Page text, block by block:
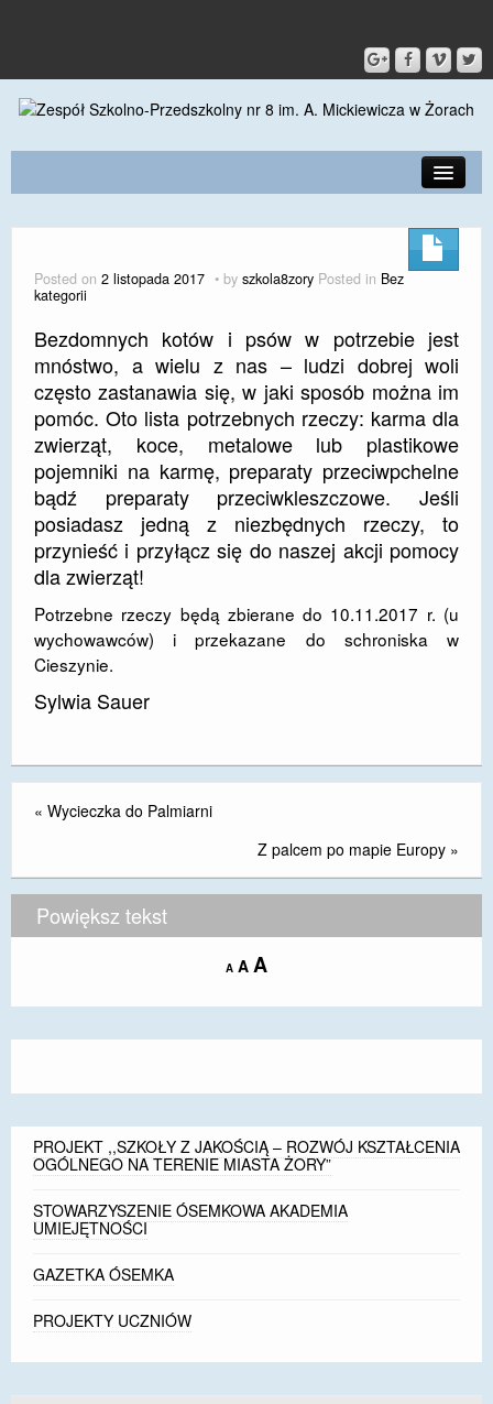
KONTAKT
DLA RODZICÓW I UCZNIÓW
DLA PRACOWNIKÓW
GALERIA
SPORT
DOSTĘPNOŚĆ
POLITYKA PRYWATNOŚCI
RODO
EGZAMIN ÓSMOKLASISTY
STANDARDY OCHRONY MAŁOLETNICH
KSZTAŁCENIA OGÓLNEGO NA TERENIE MIASTA
ŻORY”
mLegitymacja
Posted on 2 listopada 2017 by szkola8zory Posted in Bez
kategorii
Bezdomnych kotów i psów w potrzebie jest
mnóstwo, a wielu z nas – ludzi dobrej woli
często zastanawia się, w jaki sposób można im
pomóc. Oto lista potrzebnych rzeczy: karma dla
zwierząt, koce, metalowe lub plastikowe
pojemniki na karmę, preparaty przeciwpchelne
bądź preparaty przeciwkleszczowe. Jeśli
posiadasz jedną z niezbędnych rzeczy, to
przynieść i przyłącz się do naszej akcji pomocy
dla zwierząt!
Potrzebne rzeczy będą zbierane do 10.11.2017 r. (u
wychowawców) i przekazane do schroniska w
Cieszynie.
Sylwia Sauer
« Wycieczka do Palmiarni
Z palcem po mapie Europy »
Powiększ tekst
A Decrease
size.
A Reset
size.
AIncrease
size.
PROJEKT ,,SZKOŁY Z JAKOŚCIĄ – ROZWÓJ KSZTAŁCENIA
OGÓLNEGO NA TERENIE MIASTA ŻORY”
STOWARZYSZENIE ÓSEMKOWA AKADEMIA
UMIEJĘTNOŚCI
GAZETKA ÓSEMKA
PROJEKTY UCZNIÓW